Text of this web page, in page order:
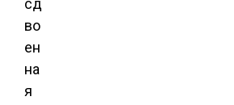
сд
во
ен
на
я